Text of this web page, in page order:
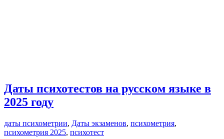
Даты психотестов на русском языке в
2025 году
даты психометрии, Даты экзаменов, психометрия,
психометрия 2025, психотест